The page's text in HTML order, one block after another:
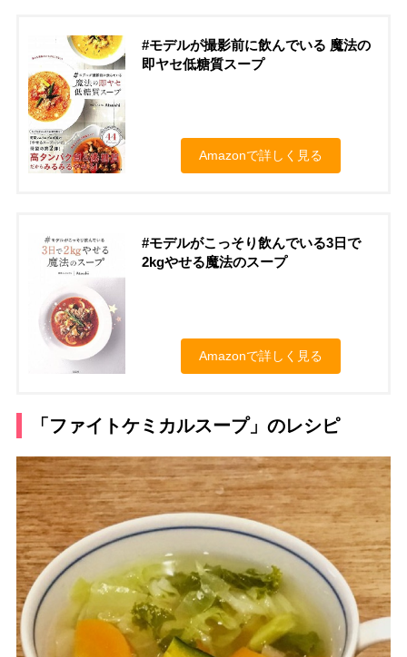
#モデルが撮影前に飲んでいる 魔法の
即ヤセ低糖質スープ
Amazonで詳しく見る
#モデルがこっそり飲んでいる3日で
2kgやせる魔法のスープ
Amazonで詳しく見る
「ファイトケミカルスープ」のレシピ